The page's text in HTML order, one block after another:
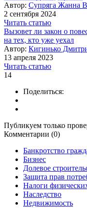
Автор: Супряга Жанна
2 сентября 2024
Читать статью
Вызовет ли закон о
на тех, кто уже уехал
Автор: Кигинько
13 апреля 2023
Читать статью
14
Поделиться:
Публикуем только
Комментарии (0)
Банкротство
Бизнес
Долевое
Защита прав
Налоги
Наследство
Недвижимость